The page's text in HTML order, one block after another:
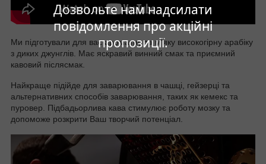
Дозвольте нам надсилати
повідомлення про акційні
пропозиції.
Ми підготували для вас ароматну та м'яку високогірну арабіку
з диких джунглів. Має яскравий винний смак та приємний
кавовий післясмак.
Найкраще підійде для заварювання в чашці, гейзерці та
альтернативних способів заварювання, таких як кемекс та
пуровер. Підбадьорлива кава стимулює роботу мозку та
допоможе розкрити Ваш творчий потенціал.